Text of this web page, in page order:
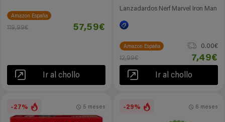
Amazon España
119,99€ 57,59€
Ir al chollo
Lanzadardos Nerf Marvel Iron Man
Amazon España
0.00€
12,99€
7,49€
Ir al chollo
-27% 5 meses -29% 6 meses